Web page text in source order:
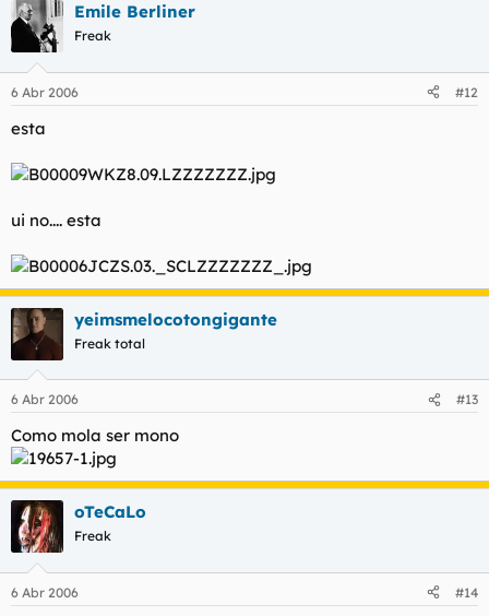
Emile Berliner
Freak
6 Abr 2006 #12
esta
ui no.... esta
yeimsmelocotongigante
Freak total
6 Abr 2006 #13
Como mola ser mono
oTeCaLo
Freak
6 Abr 2006 #14